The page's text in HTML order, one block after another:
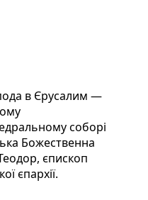
в Єрусалим —
соборі
Божественна
єпископ
єпархії.